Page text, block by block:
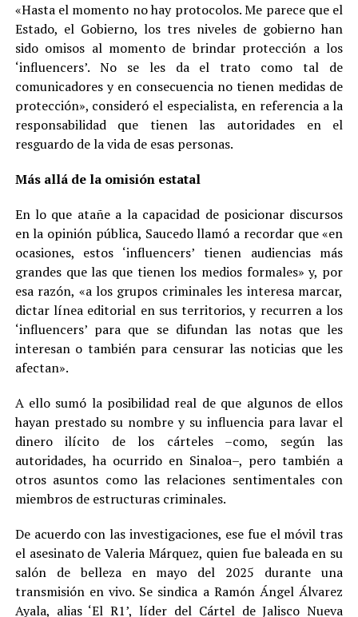
«Hasta el momento no hay protocolos. Me parece que el
Estado, el Gobierno, los tres niveles de gobierno han
sido omisos al momento de brindar protección a los
‘influencers’. No se les da el trato como tal de
comunicadores y en consecuencia no tienen medidas de
protección», consideró el especialista, en referencia a la
responsabilidad que tienen las autoridades en el
resguardo de la vida de esas personas.
Más allá de la omisión estatal
En lo que atañe a la capacidad de posicionar discursos
en la opinión pública, Saucedo llamó a recordar que «en
ocasiones, estos ‘influencers’ tienen audiencias más
grandes que las que tienen los medios formales» y, por
esa razón, «a los grupos criminales les interesa marcar,
dictar línea editorial en sus territorios, y recurren a los
‘influencers’ para que se difundan las notas que les
interesan o también para censurar las noticias que les
afectan».
A ello sumó la posibilidad real de que algunos de ellos
hayan prestado su nombre y su influencia para lavar el
dinero ilícito de los cárteles –como, según las
autoridades, ha ocurrido en Sinaloa–, pero también a
otros asuntos como las relaciones sentimentales con
miembros de estructuras criminales.
De acuerdo con las investigaciones, ese fue el móvil tras
el asesinato de Valeria Márquez, quien fue baleada en su
salón de belleza en mayo del 2025 durante una
transmisión en vivo. Se sindica a Ramón Ángel Álvarez
Ayala, alias ‘El R1’, líder del Cártel de Jalisco Nueva